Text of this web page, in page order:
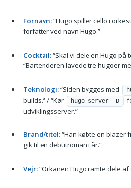
Fornavn:“Hugo spiller cello i
forfatter ved navn Hugo.”
Cocktail:“Skal vi dele en Hugo på
“Bartenderen lavede tre hugoer
Teknologi:“Siden bygges med
builds.” / “Kør
hugo server -D
udviklingsserver.”
Brand/titel:“Han købte en blazer
gik til en debutroman i år.”
Vejr:“Orkanen Hugo ramte dele af